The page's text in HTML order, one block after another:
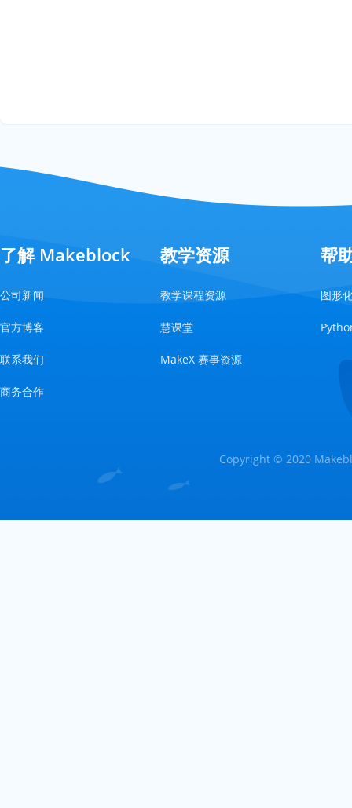
了解 Makeblock
公司新闻
官方博客
联系我们
商务合作
教学资源
教学课程资源
慧课堂
MakeX 赛事资源
帮
图形
Copyright © 2020